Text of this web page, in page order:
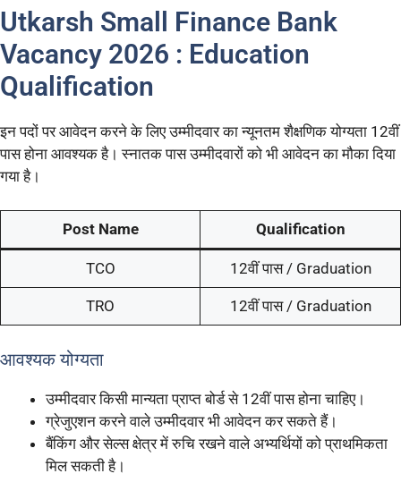
Utkarsh Small Finance Bank
Vacancy 2026 : Education
Qualification
इन पदों पर आवेदन करने के लिए उम्मीदवार का न्यूनतम शैक्षणिक योग्यता 12वीं
पास होना आवश्यक है। स्नातक पास उम्मीदवारों को भी आवेदन का मौका दिया
गया है।
Post Name Qualification
TCO 12वीं पास / Graduation
TRO 12वीं पास / Graduation
आवश्यक योग्यता
उम्मीदवार किसी मान्यता प्राप्त बोर्ड से 12वीं पास होना चाहिए।
ग्रेजुएशन करने वाले उम्मीदवार भी आवेदन कर सकते हैं।
बैंकिंग और सेल्स क्षेत्र में रुचि रखने वाले अभ्यर्थियों को प्राथमिकता
मिल सकती है।